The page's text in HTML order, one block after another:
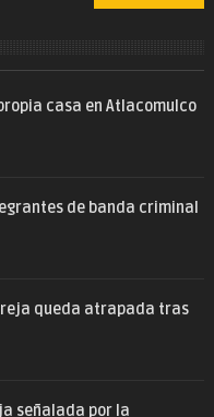
casa en Atlacomulco
de banda criminal
queda atrapada tras
señalada por la